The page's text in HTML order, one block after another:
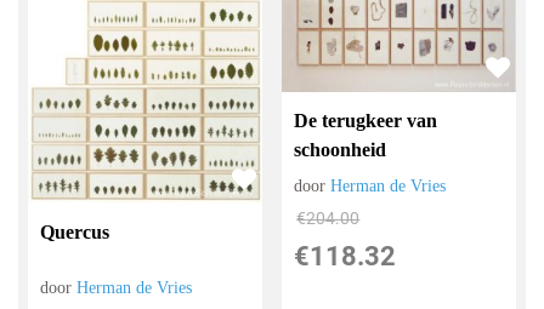
Quercus
doorHerman de Vries
De terugkeer van
schoonheid
doorHerman de Vries
€204.00
€118.32